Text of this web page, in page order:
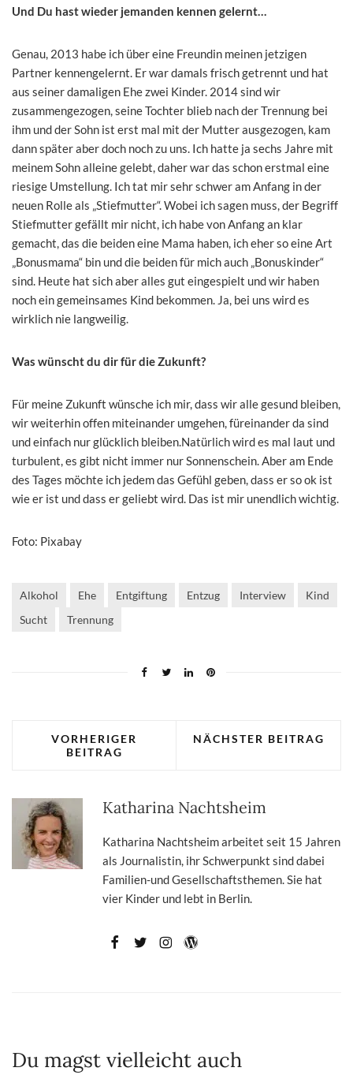
Und Du hast wieder jemanden kennen gelernt…
Genau, 2013 habe ich über eine Freundin meinen jetzigen
Partner kennengelernt. Er war damals frisch getrennt und hat
aus seiner damaligen Ehe zwei Kinder. 2014 sind wir
zusammengezogen, seine Tochter blieb nach der Trennung bei
ihm und der Sohn ist erst mal mit der Mutter ausgezogen, kam
dann später aber doch noch zu uns. Ich hatte ja sechs Jahre mit
meinem Sohn alleine gelebt, daher war das schon erstmal eine
riesige Umstellung. Ich tat mir sehr schwer am Anfang in der
neuen Rolle als „Stiefmutter“. Wobei ich sagen muss, der Begriff
Stiefmutter gefällt mir nicht, ich habe von Anfang an klar
gemacht, das die beiden eine Mama haben, ich eher so eine Art
„Bonusmama“ bin und die beiden für mich auch „Bonuskinder“
sind. Heute hat sich aber alles gut eingespielt und wir haben
noch ein gemeinsames Kind bekommen. Ja, bei uns wird es
wirklich nie langweilig.
Was wünscht du dir für die Zukunft?
Für meine Zukunft wünsche ich mir, dass wir alle gesund bleiben,
wir weiterhin offen miteinander umgehen, füreinander da sind
und einfach nur glücklich bleiben.Natürlich wird es mal laut und
turbulent, es gibt nicht immer nur Sonnenschein. Aber am Ende
des Tages möchte ich jedem das Gefühl geben, dass er so ok ist
wie er ist und dass er geliebt wird. Das ist mir unendlich wichtig.
Foto: Pixabay
Alkohol Ehe Entgiftung Entzug Interview
Kind
Sucht
Trennung
VORHERIGER
BEITRAG
NÄCHSTER BEITRAG
Katharina Nachtsheim
Katharina Nachtsheim arbeitet seit 15 Jahren
als Journalistin, ihr Schwerpunkt sind dabei
Familien-und Gesellschaftsthemen. Sie hat
vier Kinder und lebt in Berlin.
Du magst vielleicht auch